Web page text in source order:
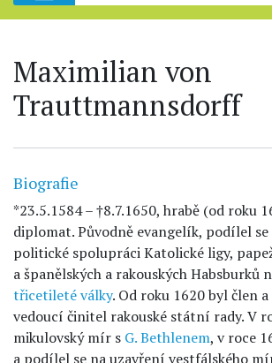
Maximilian von
Trauttmannsdorff
Biografie
*23.5.1584 – †8.7.1650, hrabě (od roku
diplomat. Původně evangelík, podílel
politické spolupráci Katolické ligy,
a španělských a rakouských Habsburků
třicetileté války. Od roku 1620 byl člen
vedoucí činitel rakouské státní rady. V
mikulovský mír s G. Bethlenem, v roce
a podílel se na uzavření vestfálského